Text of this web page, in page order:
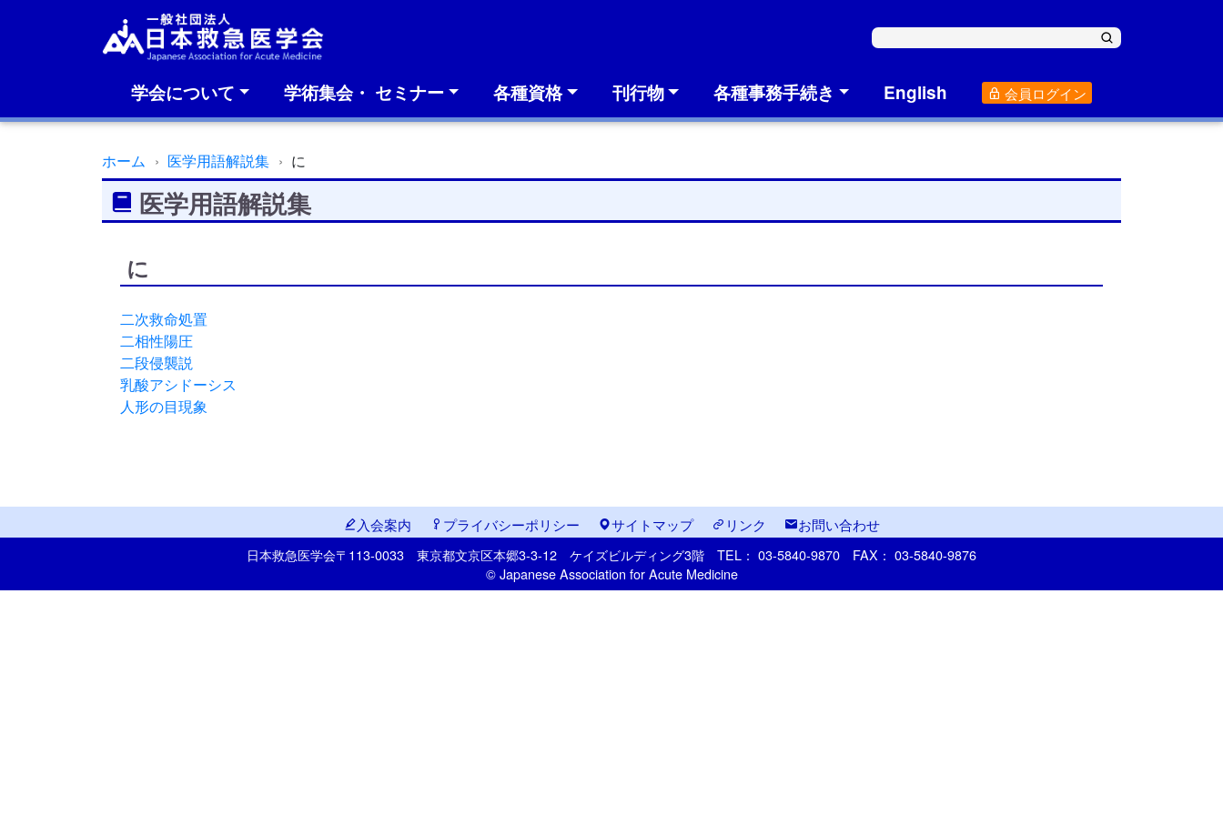
学会について 学術集会・ セミナー 各種資格 刊行物 各種事務手続き English 会員ログイン
ホーム 医学用語解説集 に
医学用語解説集
に
二次救命処置
二相性陽圧
二段侵襲説
乳酸アシドーシス
人形の目現象
入会案内 プライバシーポリシー サイトマップ リンク お問い合わせ
日本救急医学会〒113-0033 東京都文京区本郷3-3-12 ケイズビルディング3階 TEL： 03-5840-9870 FAX： 03-5840-9876
© Japanese Association for Acute Medicine